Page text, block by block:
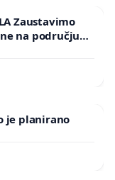
Zaustavimo
na području
je planirano